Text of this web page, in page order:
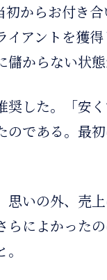
からお付き
イアントを獲
からない状態
奨した。「安
である。最
思いの外、売
らによかった